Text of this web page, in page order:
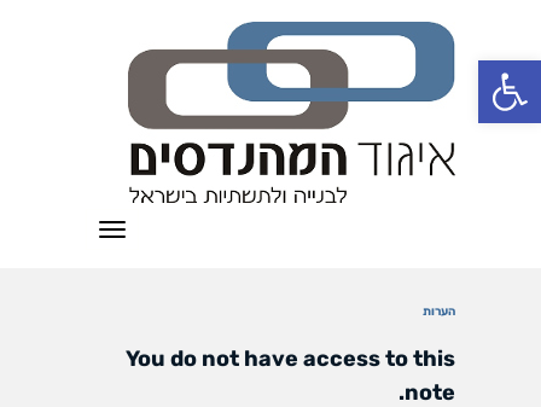
פתח סרגל נגישות
תפריט
הערות
You do not have access to this
note.